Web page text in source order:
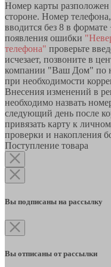
Номер карты
стороне. Номер
вводится без 8 в
появления ошибки
телефона" проверьте
исчезает, позвоните в
компании "Ваш Дом" по
при необходимости
Внесения изменений в
необходимо назвать
следующий день после
привязать карту к
проверки и накопления
Поступление товара
Вы подписаны на рассылку
Вы отписаны от рассылки